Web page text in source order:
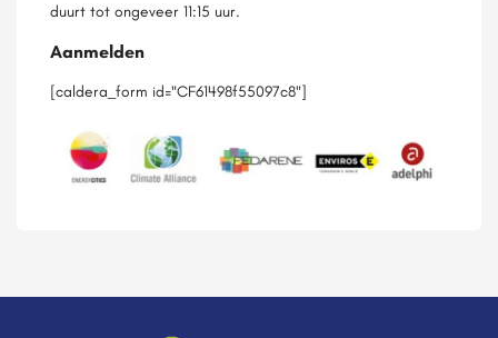
duurt tot ongeveer 11:15 uur.
Aanmelden
[caldera_form id="CF61498f55097c8"]